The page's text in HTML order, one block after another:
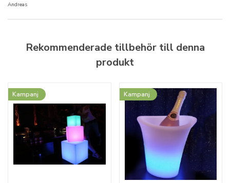
Andreas
Rekommenderade tillbehör till denna
produkt
Kampanj Kampanj